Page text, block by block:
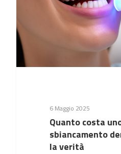
6 Maggio 2025
Quanto costa
sbiancamento
la verità